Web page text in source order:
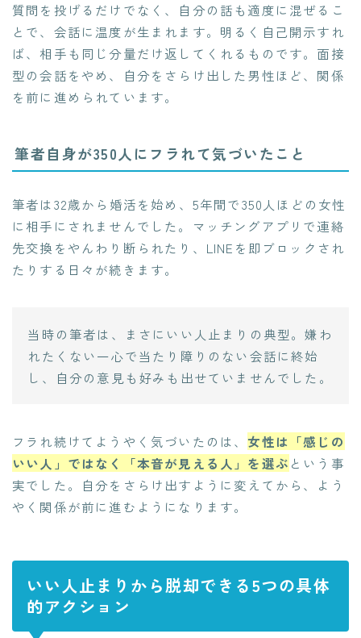
質問を投げるだけでなく、自分の話も適度に混ぜるこ
とで、会話に温度が生まれます。明るく自己開示すれ
ば、相手も同じ分量だけ返してくれるものです。面接
型の会話をやめ、自分をさらけ出した男性ほど、関係
を前に進められています。
筆者自身が350人にフラれて気づいたこと
筆者は32歳から婚活を始め、5年間で350人ほどの女性
に相手にされませんでした。マッチングアプリで連絡
先交換をやんわり断られたり、LINEを即ブロックされ
たりする日々が続きます。
当時の筆者は、まさにいい人止まりの典型。嫌わ
れたくない一心で当たり障りのない会話に終始
し、自分の意見も好みも出せていませんでした。
フラれ続けてようやく気づいたのは、 女性は「感じの
いい人」ではなく「本音が見える人」を選ぶ という事
実でした。自分をさらけ出すように変えてから、よう
やく関係が前に進むようになります。
いい人止まりから脱却できる5つの具体
的アクション